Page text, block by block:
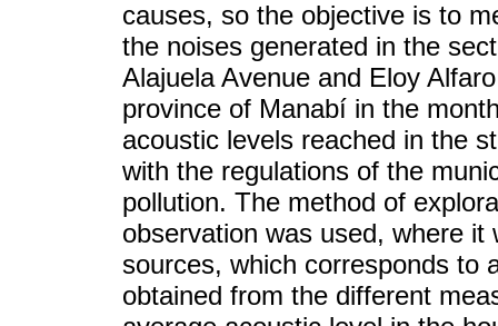
causes, so the objective is to
the noises generated in the
Alajuela Avenue and Eloy
province of Manabí in the
acoustic levels reached in the
with the regulations of the
pollution. The method of
observation was used, where
sources, which corresponds to
obtained from the different